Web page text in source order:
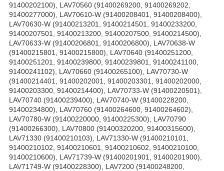
91400202100), LAV70560 (91400269200, 91400269202,
91400277000), LAV70610-W (91400208401, 91400208400),
LAV70630-W (91400213201, 91400214501, 91400233200,
91400207501, 91400213200, 91400207500, 91400214500),
LAV70633-W (91400206801, 91400206800), LAV70638-W
(91400215801, 91400215800), LAV70640 (91400251200,
91400251201, 91400239800, 91400239801, 91400241100,
91400241102), LAV70660 (91400265100), LAV70730-W
(91400214401, 91400202001, 91400203301, 91400202000,
91400203300, 91400214400), LAV70733-W (91400220501),
LAV70740 (91400239400), LAV70740-W (91400228200,
91400234800), LAV70760 (91400264600, 91400264602),
LAV70780-W (91400220000, 91400225300), LAV70790
(91400266300), LAV70800 (91400320200, 91400315600),
LAV71330 (91400210103), LAV71330-W (91400210101,
91400210102, 91400210601, 91400210602, 91400210100,
91400210600), LAV71739-W (91400201901, 91400201900),
LAV71749-W (91400228300), LAV7200 (91400248200,